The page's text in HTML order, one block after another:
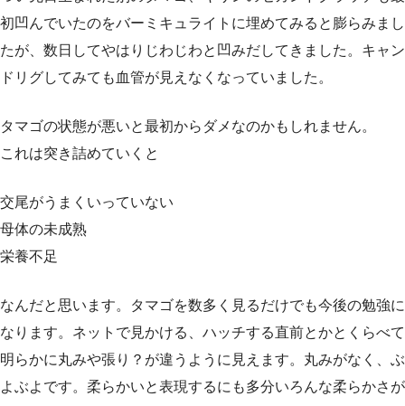
初凹んでいたのをバーミキュライトに埋めてみると膨らみまし
たが、数日してやはりじわじわと凹みだしてきました。キャン
ドリグしてみても血管が見えなくなっていました。
タマゴの状態が悪いと最初からダメなのかもしれません。
これは突き詰めていくと
交尾がうまくいっていない
母体の未成熟
栄養不足
なんだと思います。タマゴを数多く見るだけでも今後の勉強に
なります。ネットで見かける、ハッチする直前とかとくらべて
明らかに丸みや張り？が違うように見えます。丸みがなく、ぶ
よぶよです。柔らかいと表現するにも多分いろんな柔らかさが